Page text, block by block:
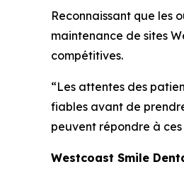
Reconnaissant que les
maintenance de sites
compétitives.
“Les attentes des
fiables avant de
peuvent répondre à
Westcoast Smile